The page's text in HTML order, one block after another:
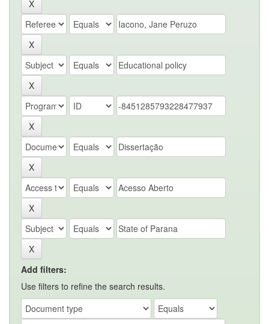
Add filters:
Use filters to refine the search results.